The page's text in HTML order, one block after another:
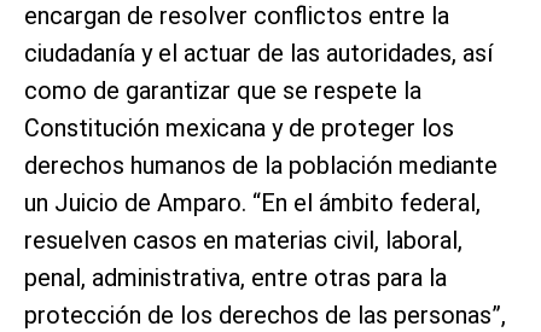
encargan de resolver conflictos entre la
ciudadanía y el actuar de las autoridades, así
como de garantizar que se respete la
Constitución mexicana y de proteger los
derechos humanos de la población mediante
un Juicio de Amparo. “En el ámbito federal,
resuelven casos en materias civil, laboral,
penal, administrativa, entre otras para la
protección de los derechos de las personas”,